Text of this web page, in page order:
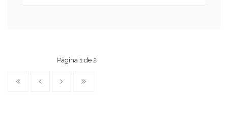
Página 1 de 2